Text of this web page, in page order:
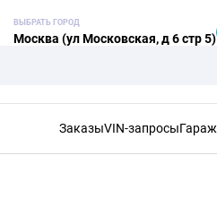
ВЫБРАТЬ ГОРОД
Москва (ул Московская, д 6 стр 5)
ЗаказыVIN-запросыГараж